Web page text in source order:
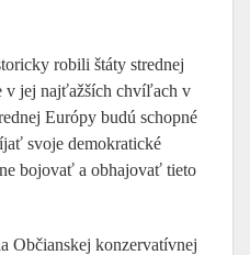
robili štáty strednej
v jej najťažších chvíľach v
Európy budú schopné
svoje demokratické
bojovať a obhajovať tieto
Občianskej konzervatívnej